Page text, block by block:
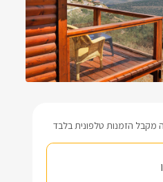
מקבל הזמנות טלפונית בלבד